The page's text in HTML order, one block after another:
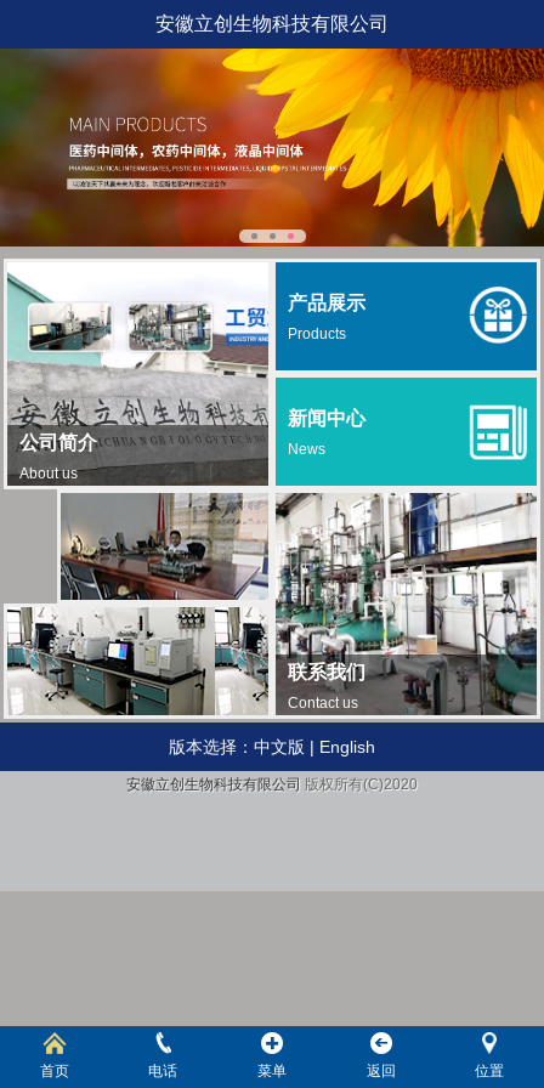
安徽立创生物科技有限公司
公司简介
About us
产品展示
Products
新闻中心
News
联系我们
Contact us
版本选择： 中文版 | English
安徽立创生物科技有限公司 版权所有(C)2020
首页 电话 菜单 返回 位置